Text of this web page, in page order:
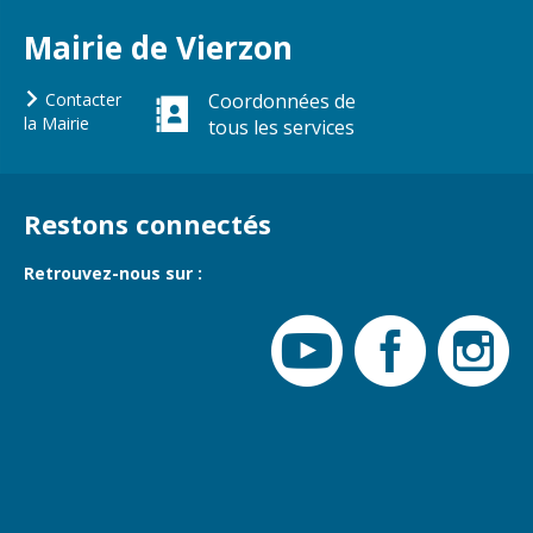
Travaux
Refuge canin
Marchés
Économie et
commerce
Mairie de Vierzon
Contacter
la Mairie
Coordonnées de
tous les services
Restons connectés
Retrouvez-nous sur :